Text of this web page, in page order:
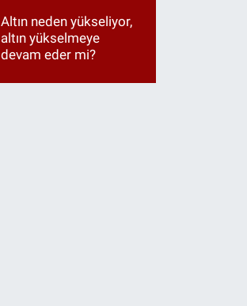
Altın neden yükseliyor,
altın yükselmeye
devam eder mi?